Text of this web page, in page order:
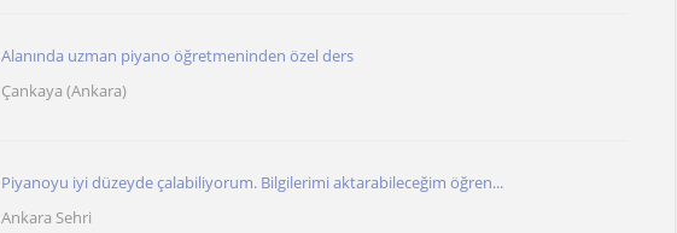
Alanında uzman piyano öğretmeninden özel ders
Çankaya (Ankara)
Piyanoyu iyi düzeyde çalabiliyorum. Bilgilerimi aktarabileceğim öğren...
Ankara Sehri